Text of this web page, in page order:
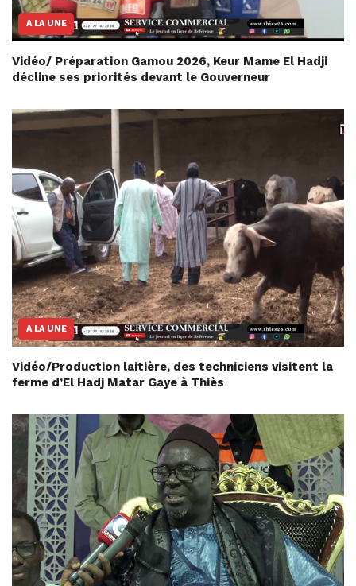
A LA UNE
Vidéo/ Préparation Gamou 2026, Keur Mame El Hadji
décline ses priorités devant le Gouverneur
A LA UNE
Vidéo/Production laitière, des techniciens visitent la
ferme d’El Hadj Matar Gaye à Thiès